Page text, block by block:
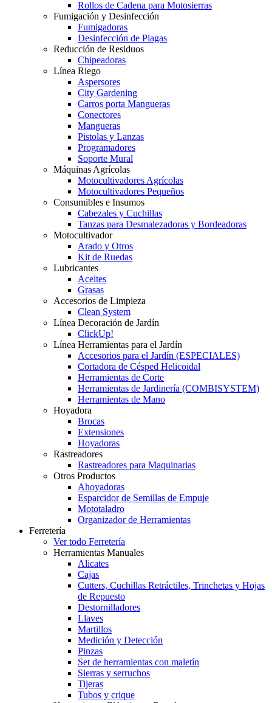
Rollos de Cadena para Motosierras
Fumigación y Desinfección
Fumigadoras
Desinfección de Plagas
Reducción de Residuos
Chipeadoras
Línea Riego
Aspersores
City Gardening
Carros porta Mangueras
Conectores
Mangueras
Pistolas y Lanzas
Programadores
Soporte Mural
Máquinas Agrícolas
Motocultivadores Agrícolas
Motocultivadores Pequeños
Consumibles e Insumos
Cabezales y Cuchillas
Tanzas para Desmalezadoras y Bordeadoras
Motocultivador
Arado y Otros
Kit de Ruedas
Lubricantes
Aceites
Grasas
Accesorios de Limpieza
Clean System
Línea Decoración de Jardín
ClickUp!
Línea Herramientas para el Jardín
Accesorios para el Jardín (ESPECIALES)
Cortadora de Césped Helicoidal
Herramientas de Corte
Herramientas de Jardinería (COMBISYSTEM)
Herramientas de Mano
Hoyadora
Brocas
Extensiones
Hoyadoras
Rastreadores
Rastreadores para Maquinarias
Otros Productos
Ahoyadoras
Esparcidor de Semillas de Empuje
Mototaladro
Organizador de Herramientas
Ferretería
Ver todo Ferretería
Herramientas Manuales
Alicates
Cajas
Cutters, Cuchillas Retráctiles, Trinchetas y Hojas
de Repuesto
Destornilladores
Llaves
Martillos
Medición y Detección
Pinzas
Set de herramientas con maletín
Sierras y serruchos
Tijeras
Tubos y crique